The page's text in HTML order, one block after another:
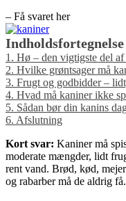
– Få svaret her
Indholdsfortegnelse
1. Hø – den vigtigste del
2. Hvilke grøntsager må
3. Frugt og godbidder –
4. Hvad må kaniner ikke
5. Sådan bør din kanins
6. Afslutning
Kort svar: Kaniner må
moderate mængder, lidt
rent vand. Brød, kød,
og rabarber må de aldrig få.